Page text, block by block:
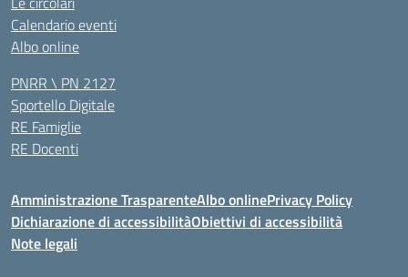
Calendario eventi
Albo online
PNRR \ PN 2127
Sportello Digitale
RE Famiglie
RE Docenti
Amministrazione TrasparenteAlbo onlinePrivacy Policy
Dichiarazione di accessibilitàObiettivi di accessibilità
Note legali